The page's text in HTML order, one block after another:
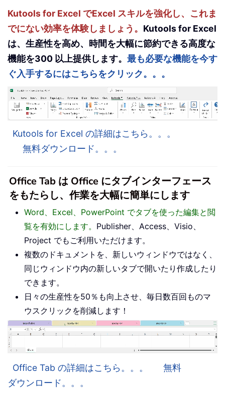
Kutools for Excel でExcel スキルを強化し、これま
でにない効率を体験しましょう。 Kutools for Excel
は、生産性を高め、時間を大幅に節約できる高度な
機能を300 以上提供します。 最も必要な機能を今す
ぐ入手するにはこちらをクリック。。。
Kutools for Excel の詳細はこちら。。。
無料ダウンロード。。。
Office Tab は Office にタブインターフェース
をもたらし、作業を大幅に簡単にします
Word、Excel、PowerPoint でタブを使った編集と閲
覧を有効にします。 Publisher、Access、Visio、
Project でもご利用いただけます。
複数のドキュメントを、新しいウィンドウではなく、
同じウィンドウ内の新しいタブで開いたり作成したり
できます。
日々の生産性を50％も向上させ、毎日数百回ものマ
ウスクリックを削減します！
Office Tab の詳細はこちら。。。
無料
ダウンロード。。。